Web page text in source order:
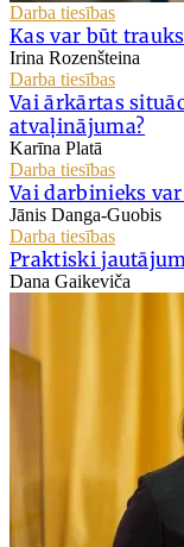
Darba tiesības
Kas var būt
Irina Rozenšteina
Darba tiesības
Vai ārkārtas
atvaļinājuma?
Karīna Platā
Darba tiesības
Vai darbinieks
Jānis Danga-Guobis
Darba tiesības
Praktiski
Dana Gaikeviča